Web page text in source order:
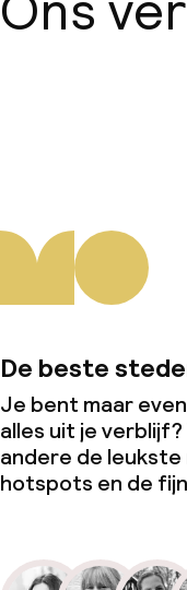
De beste
Je bent maar
alles uit je
andere de
hotspots en de